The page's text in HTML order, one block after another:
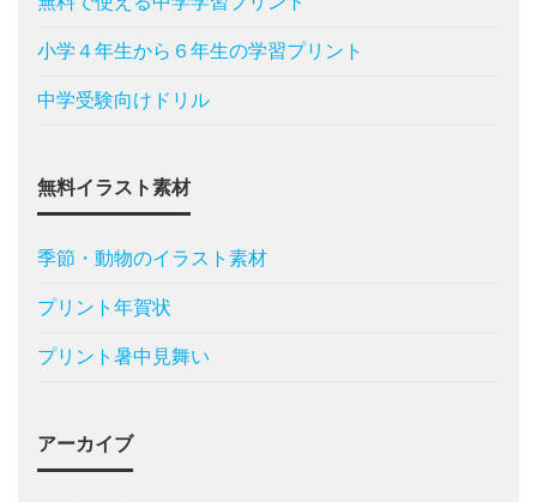
小学４年生から６年生の学習プリント
中学受験向けドリル
無料イラスト素材
季節・動物のイラスト素材
プリント年賀状
プリント暑中見舞い
アーカイブ